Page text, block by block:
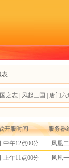
表
之志 风起三国 唐门六
开服时间 服务器
中午12点00分 凤凰
上午11点00分 凤凰